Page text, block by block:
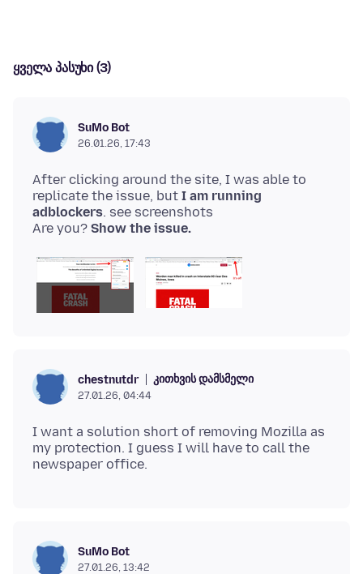
ყველა პასუხი (3)
SuMo Bot
26.01.26, 17:43
After clicking around the site, I was able to
replicate the issue, but I am running
adblockers. see screenshots
Are you? Show the issue.
chestnutdr კითხვის დამსმელი
27.01.26, 04:44
I want a solution short of removing Mozilla as
my protection. I guess I will have to call the
SuMo Bot
27.01.26, 13:42